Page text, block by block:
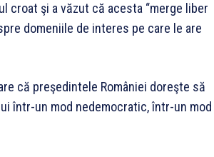
croat şi a văzut că acesta “merge liber
domeniile de interes pe care le are
că preşedintele României doreşte să
într-un mod nedemocratic, într-un mod